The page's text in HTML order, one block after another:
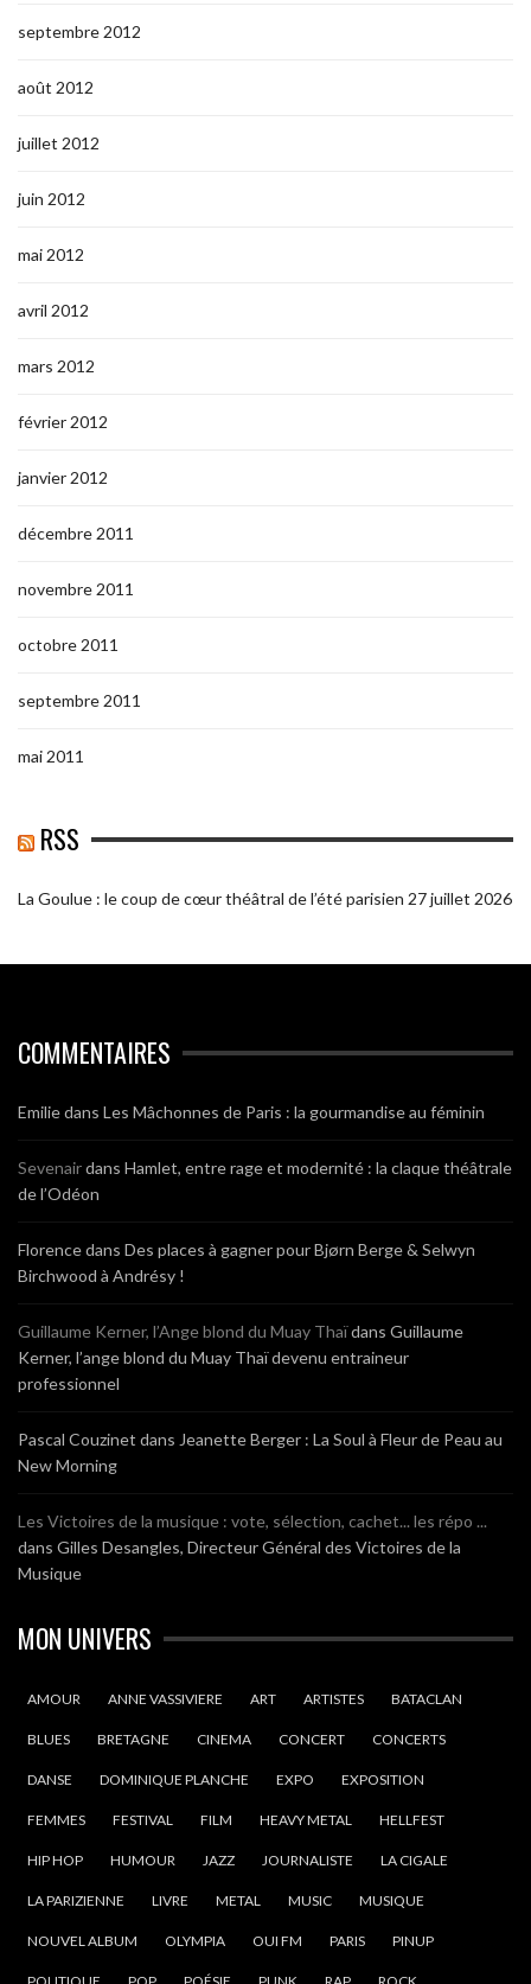
septembre 2012
août 2012
juillet 2012
juin 2012
mai 2012
avril 2012
mars 2012
février 2012
janvier 2012
décembre 2011
novembre 2011
octobre 2011
septembre 2011
mai 2011
RSS
La Goulue : le coup de cœur théâtral de l’été parisien 27 juillet 2026
COMMENTAIRES
Emiliedans Les Mâchonnes de Paris : la gourmandise au féminin
Sevenairdans Hamlet, entre rage et modernité : la claque théâtrale
de l’Odéon
Florencedans Des places à gagner pour Bjørn Berge & Selwyn
Birchwood à Andrésy !
Guillaume Kerner, l’Ange blond du Muay Thaïdans Guillaume
Kerner, l’ange blond du Muay Thaï devenu entraineur
professionnel
Pascal Couzinet dans Jeanette Berger : La Soul à Fleur de Peau au
New Morning
Les Victoires de la musique : vote, sélection, cachet... les répo ...
dans Gilles Desangles, Directeur Général des Victoires de la
Musique
MON UNIVERS
AMOUR ANNE VASSIVIERE ART ARTISTES BATACLAN
BLUES BRETAGNE CINEMA CONCERT CONCERTS
DANSE DOMINIQUE PLANCHE EXPO EXPOSITION
FEMMES FESTIVAL FILM HEAVY METAL HELLFEST
HIP HOP HUMOUR JAZZ JOURNALISTE LA CIGALE
LA PARIZIENNE LIVRE METAL MUSIC MUSIQUE
NOUVEL ALBUM OLYMPIA OUI FM PARIS PINUP